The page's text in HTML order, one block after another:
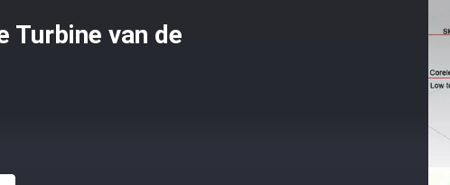
Turbine van de